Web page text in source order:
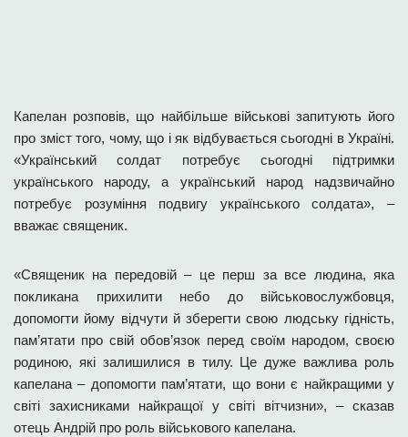
Капелан розповів, що найбільше військові запитують його
про зміст того, чому, що і як відбувається сьогодні в Україні.
«Український солдат потребує сьогодні підтримки
українського народу, а український народ надзвичайно
потребує розуміння подвигу українського солдата», –
вважає священик.
«Священик на передовій – це перш за все людина, яка
покликана прихилити небо до військовослужбовця,
допомогти йому відчути й зберегти свою людську гідність,
пам’ятати про свій обов’язок перед своїм народом, своєю
родиною, які залишилися в тилу. Це дуже важлива роль
капелана – допомогти пам’ятати, що вони є найкращими у
світі захисниками найкращої у світі вітчизни», – сказав
отець Андрій про роль військового капелана.